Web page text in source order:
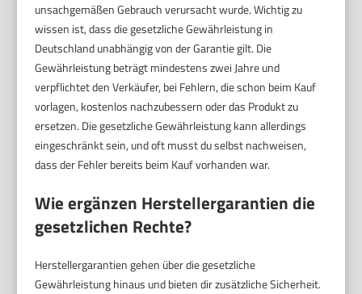
unsachgemäßen Gebrauch verursacht wurde. Wichtig zu
wissen ist, dass die gesetzliche Gewährleistung in
Deutschland unabhängig von der Garantie gilt. Die
Gewährleistung beträgt mindestens zwei Jahre und
verpflichtet den Verkäufer, bei Fehlern, die schon beim Kauf
vorlagen, kostenlos nachzubessern oder das Produkt zu
ersetzen. Die gesetzliche Gewährleistung kann allerdings
eingeschränkt sein, und oft musst du selbst nachweisen,
dass der Fehler bereits beim Kauf vorhanden war.
Wie ergänzen Herstellergarantien die
gesetzlichen Rechte?
Herstellergarantien gehen über die gesetzliche
Gewährleistung hinaus und bieten dir zusätzliche Sicherheit.